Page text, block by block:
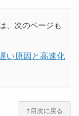
、次のページも
い原因と高速化
↑目次に戻る